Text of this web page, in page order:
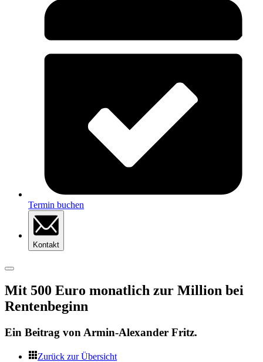
Termin buchen
Kontakt
Mit 500 Euro monatlich zur Million bei
Rentenbeginn
Ein Beitrag von Armin-Alexander Fritz.
Zurück zur Übersicht